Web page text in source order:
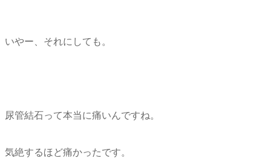
いやー、それにしても。
尿管結石って本当に痛いんですね。
気絶するほど痛かったです。